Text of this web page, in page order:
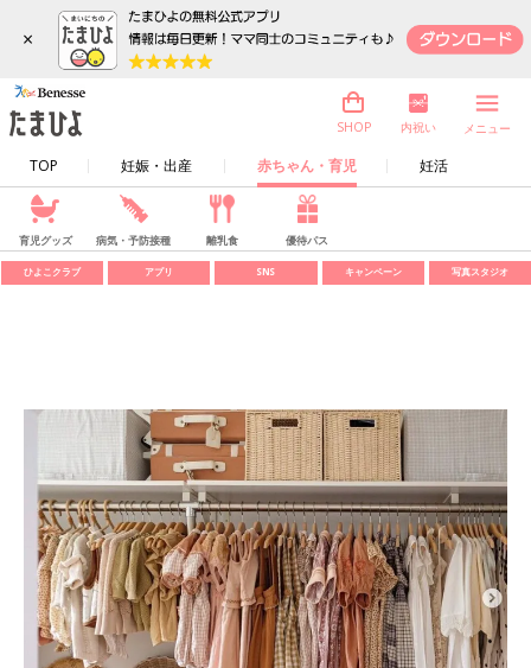
×
TOP 妊娠・出産 赤ちゃん・育児 妊活
SHOP 内祝い メニュー
育児グッズ 病気・予防接種 離乳食 優待パス
ひよこクラブ アプリ SNS キャンペーン 写真スタジオ